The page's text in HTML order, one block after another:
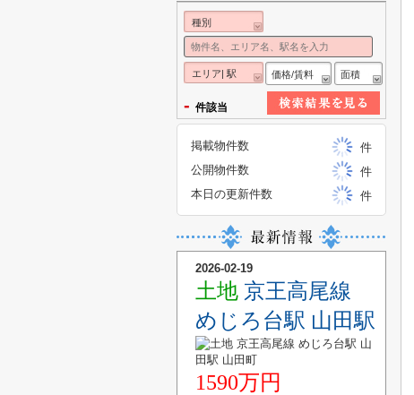
種別
エリア| 駅 価格/賃料 面積
- 件該当
掲載物件数
件
公開物件数
件
本日の更新件数
件
2026-02-19
土地 京王高尾線
めじろ台駅 山田駅
1590万円